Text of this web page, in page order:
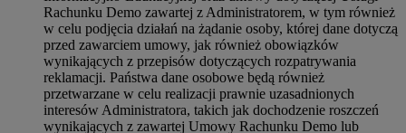
Rachunku Demo zawartej z Administratorem, w tym również
w celu podjęcia działań na żądanie osoby, której dane dotyczą
przed zawarciem umowy, jak również obowiązków
wynikających z przepisów dotyczących rozpatrywania
reklamacji. Państwa dane osobowe będą również
przetwarzane w celu realizacji prawnie uzasadnionych
interesów Administratora, takich jak dochodzenie roszczeń
wynikających z zawartej Umowy Rachunku Demo lub